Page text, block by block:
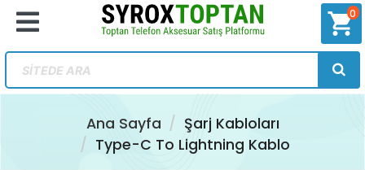
shopping_cart
0
Ana Sayfa
Şarj Kabloları
Type-C To Lightning Kablo